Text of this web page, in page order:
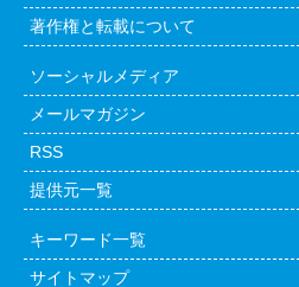
著作権と転載について
ソーシャルメディア
メールマガジン
RSS
提供元一覧
キーワード一覧
サイトマップ